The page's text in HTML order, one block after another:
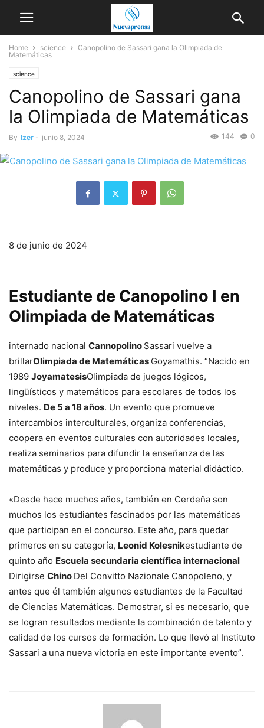
Home science
Canopolino de Sassari gana la Olimpiada de
Matemáticas
science
Canopolino de Sassari gana
la Olimpiada de Matemáticas
By Izer - junio 8, 2024 0
144
8 de junio de 2024
Estudiante de Canopolino I en
Olimpiada de Matemáticas
internado nacional Cannopolino Sassari vuelve a
brillarOlimpiada de Matemáticas Goyamathis. “Nacido en
1989 JoyamatesisOlimpiada de juegos lógicos,
lingüísticos y matemáticos para escolares de todos los
niveles. De 5 a 18 años. Un evento que promueve
intercambios interculturales, organiza conferencias,
coopera en eventos culturales con autoridades locales,
realiza seminarios para difundir la enseñanza de las
matemáticas y produce y proporciona material didáctico.
«Desde hace muchos años, también en Cerdeña son
muchos los estudiantes fascinados por las matemáticas
que participan en el concurso. Este año, para quedar
primeros en su categoría, Leonid Kolesnikestudiante de
quinto año Escuela secundaria científica internacional
Dirigirse Chino Del Convitto Nazionale Canopoleno, y
antes que él también algunos estudiantes de la Facultad
de Ciencias Matemáticas. Demostrar, si es necesario, que
se logran resultados mediante la combinación de talento y
calidad de los cursos de formación. Lo que llevó al Instituto
Sassari a una nueva victoria en este importante evento”.